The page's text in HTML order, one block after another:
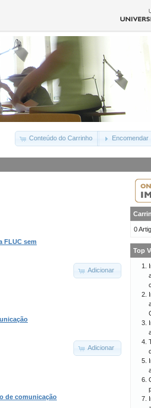
Conteúdo do Carrinho Encomendar
FLUC sem
Adicionar
Adicionar
de comunicação
0
Top